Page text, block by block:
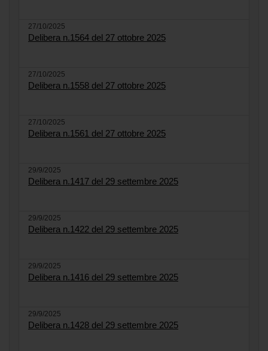
27/10/2025
Delibera n.1564 del 27 ottobre 2025
27/10/2025
Delibera n.1558 del 27 ottobre 2025
27/10/2025
Delibera n.1561 del 27 ottobre 2025
29/9/2025
Delibera n.1417 del 29 settembre 2025
29/9/2025
Delibera n.1422 del 29 settembre 2025
29/9/2025
Delibera n.1416 del 29 settembre 2025
29/9/2025
Delibera n.1428 del 29 settembre 2025